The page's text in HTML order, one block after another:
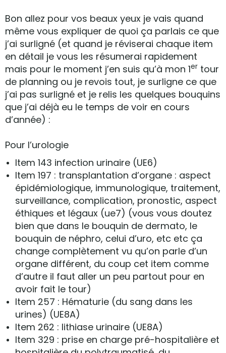
Bon allez pour vos beaux yeux je vais quand
même vous expliquer de quoi ça parlais ce que
j’ai surligné (et quand je réviserai chaque item
en détail je vous les résumerai rapidement
mais pour le moment j’en suis qu’à mon 1er tour
de planning ou je revois tout, je surligne ce que
j’ai pas surligné et je relis les quelques bouquins
que j’ai déjà eu le temps de voir en cours
d’année) :
Pour l’urologie
Item 143 infection urinaire (UE6)
Item 197 : transplantation d’organe : aspect
épidémiologique, immunologique, traitement,
surveillance, complication, pronostic, aspect
éthiques et légaux (ue7) (vous vous doutez
bien que dans le bouquin de dermato, le
bouquin de néphro, celui d’uro, etc etc ça
change complètement vu qu’on parle d’un
organe différent, du coup cet item comme
d’autre il faut aller un peu partout pour en
avoir fait le tour)
Item 257 : Hématurie (du sang dans les
urines) (UE8A)
Item 262 : lithiase urinaire (UE8A)
Item 329 : prise en charge pré-hospitalière et